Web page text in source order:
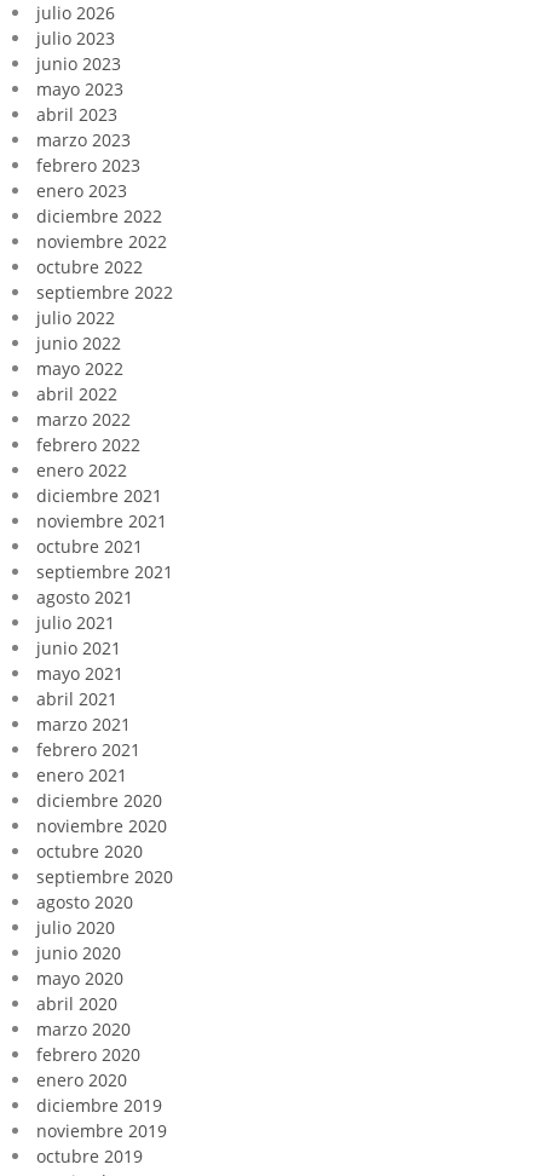
julio 2026
julio 2023
junio 2023
mayo 2023
abril 2023
marzo 2023
febrero 2023
enero 2023
diciembre 2022
noviembre 2022
octubre 2022
septiembre 2022
julio 2022
junio 2022
mayo 2022
abril 2022
marzo 2022
febrero 2022
enero 2022
diciembre 2021
noviembre 2021
octubre 2021
septiembre 2021
agosto 2021
julio 2021
junio 2021
mayo 2021
abril 2021
marzo 2021
febrero 2021
enero 2021
diciembre 2020
noviembre 2020
octubre 2020
septiembre 2020
agosto 2020
julio 2020
junio 2020
mayo 2020
abril 2020
marzo 2020
febrero 2020
enero 2020
diciembre 2019
noviembre 2019
octubre 2019